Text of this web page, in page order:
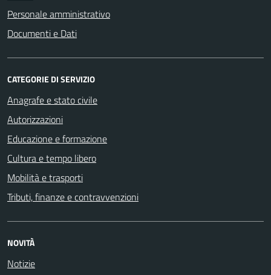
Personale amministrativo
Documenti e Dati
CATEGORIE DI SERVIZIO
Anagrafe e stato civile
Autorizzazioni
Educazione e formazione
Cultura e tempo libero
Mobilità e trasporti
Tributi, finanze e contravvenzioni
NOVITÀ
Notizie